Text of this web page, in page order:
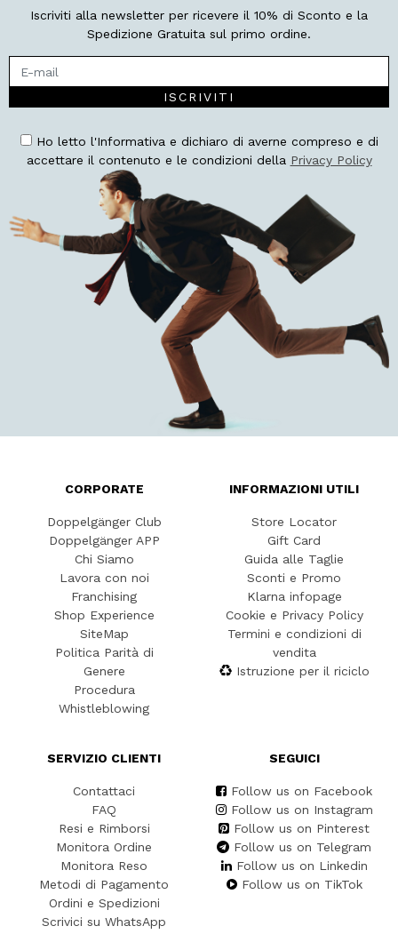
Iscriviti alla newsletter per ricevere il 10% di Sconto e la
Spedizione Gratuita sul primo ordine.
ISCRIVITI
Ho letto l'Informativa e dichiaro di averne compreso e di
accettare il contenuto e le condizioni della Privacy Policy
CORPORATE
Doppelgänger Club
Doppelgänger APP
Chi Siamo
Lavora con noi
Franchising
Shop Experience
SiteMap
Politica Parità di
Genere
Procedura
Whistleblowing
INFORMAZIONI UTILI
Store Locator
Gift Card
Guida alle Taglie
Sconti e Promo
Klarna infopage
Cookie e Privacy Policy
Termini e condizioni di
vendita
Istruzione per il riciclo
SERVIZIO CLIENTI
Contattaci
FAQ
Resi e Rimborsi
Monitora Ordine
Monitora Reso
Metodi di Pagamento
Ordini e Spedizioni
Scrivici su WhatsApp
SEGUICI
Follow us on Facebook
Follow us on Instagram
Follow us on Pinterest
Follow us on Telegram
Follow us on Linkedin
Follow us on TikTok